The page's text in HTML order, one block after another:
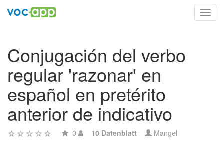
Conjugación del verbo
regular 'razonar' en
español en pretérito
anterior de indicativo
0 10 Datenblatt Mangel